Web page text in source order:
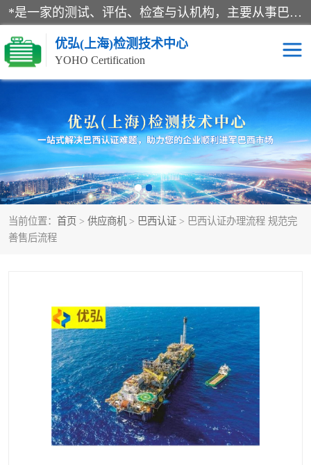
*是一家的测试、评估、检查与认机构，主要从事巴西NR10认证、NR12认证、NR13认证；ANATEL认证、INMTRO认证，欧盟CE认证：MD认证，PED认证，MID认证，ATEX认证，德国蓝色天使认证。
优弘(上海)检测技术中心
YOHO Certification
当前位置： 首页 > 供应商机 > 巴西认证 > 巴西认证办理流程 规范完
善售后流程
RECYCLASS认证 NR10认证
NR12认证 NR13认证
ART认证 巴西NR认证
巴西认证 RETIE认证